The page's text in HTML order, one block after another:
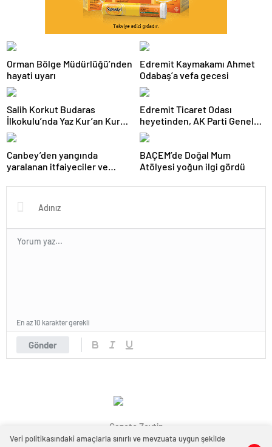
Orman Bölge Müdürlüğü’nden
hayati uyarı
Edremit Kaymakamı Ahmet
Odabaş’a vefa gecesi
Salih Korkut Budaras
İlkokulu’nda Yaz Kur’an Kursu
belge töreni düzenlendi
Edremit Ticaret Odası
heyetinden, AK Parti Genel
Merkezi’ne ziyaret
Canbey’den yangında
yaralanan itfaiyeciler ve
BAÇEM’de Doğal Mum
Atölyesi yoğun ilgi gördü
Gönder
En az 10 karakter gerekli
Gazete Zeytin
Veri politikasındaki amaçlarla sınırlı ve mevzuata uygun şekilde